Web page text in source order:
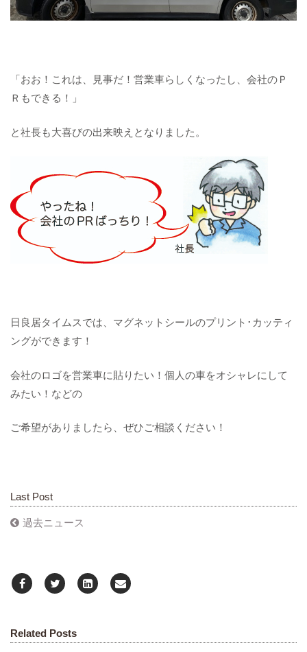
「おお！これは、見事だ！営業車らしくなったし、会社のＰ
Ｒもできる！」
と社長も大喜びの出来映えとなりました。
日良居タイムスでは、マグネットシールのプリント･カッティ
ングができます！
会社のロゴを営業車に貼りたい！個人の車をオシャレにして
みたい！などの
ご希望がありましたら、ぜひご相談ください！
Last Post
過去ニュース
Related Posts